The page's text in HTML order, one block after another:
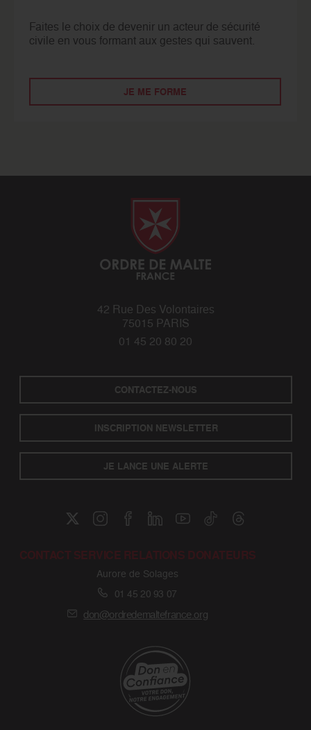
Faites le choix de devenir un acteur de sécurité
civile en vous formant aux gestes qui sauvent.
JE ME FORME
42 Rue Des Volontaires
75015 PARIS
01 45 20 80 20
CONTACTEZ-NOUS
INSCRIPTION NEWSLETTER
JE LANCE UNE ALERTE
CONTACT SERVICE RELATIONS DONATEURS
Aurore de Solages
01 45 20 93 07
don@ordredemaltefrance.org